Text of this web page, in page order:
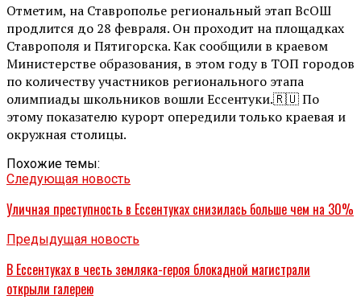
Отметим, на Ставрополье региональный этап ВсОШ
продлится до 28 февраля. Он проходит на площадках
Ставрополя и Пятигорска. Как сообщили в краевом
Министерстве образования, в этом году в ТОП городов
по количеству участников регионального этапа
олимпиады школьников вошли Ессентуки.🇷🇺 По
этому показателю курорт опередили только краевая и
окружная столицы.
Похожие темы:
Следующая новость
Уличная преступность в Ессентуках снизилась больше чем на 30%
Предыдущая новость
В Ессентуках в честь земляка-героя блокадной магистрали
открыли галерею